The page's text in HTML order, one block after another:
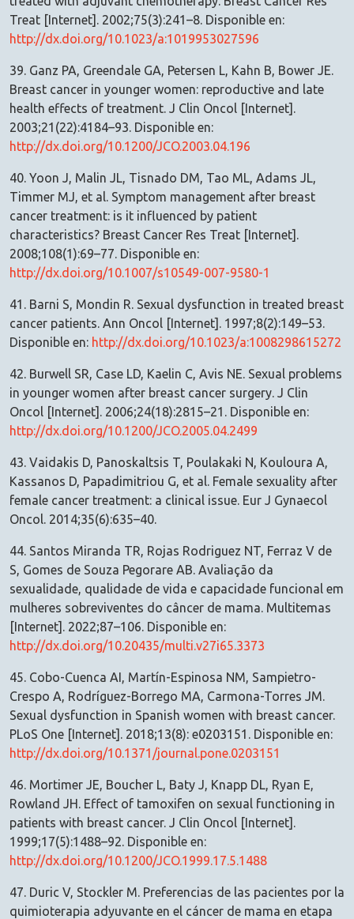
Treat [Internet]. 2002;75(3):241–8. Disponible en:
http://dx.doi.org/10.1023/a:1019953027596
39. Ganz PA, Greendale GA, Petersen L, Kahn B, Bower JE.
Breast cancer in younger women: reproductive and late
health effects of treatment. J Clin Oncol [Internet].
2003;21(22):4184–93. Disponible en:
http://dx.doi.org/10.1200/JCO.2003.04.196
40. Yoon J, Malin JL, Tisnado DM, Tao ML, Adams JL,
Timmer MJ, et al. Symptom management after breast
cancer treatment: is it influenced by patient
characteristics? Breast Cancer Res Treat [Internet].
2008;108(1):69–77. Disponible en:
http://dx.doi.org/10.1007/s10549-007-9580-1
41. Barni S, Mondin R. Sexual dysfunction in treated breast
cancer patients. Ann Oncol [Internet]. 1997;8(2):149–53.
Disponible en: http://dx.doi.org/10.1023/a:1008298615272
42. Burwell SR, Case LD, Kaelin C, Avis NE. Sexual problems
in younger women after breast cancer surgery. J Clin
Oncol [Internet]. 2006;24(18):2815–21. Disponible en:
http://dx.doi.org/10.1200/JCO.2005.04.2499
43. Vaidakis D, Panoskaltsis T, Poulakaki N, Kouloura A,
Kassanos D, Papadimitriou G, et al. Female sexuality after
female cancer treatment: a clinical issue. Eur J Gynaecol
Oncol. 2014;35(6):635–40.
44. Santos Miranda TR, Rojas Rodriguez NT, Ferraz V de
S, Gomes de Souza Pegorare AB. Avaliação da
sexualidade, qualidade de vida e capacidade funcional em
mulheres sobreviventes do câncer de mama. Multitemas
[Internet]. 2022;87–106. Disponible en:
http://dx.doi.org/10.20435/multi.v27i65.3373
45. Cobo-Cuenca AI, Martín-Espinosa NM, Sampietro-
Crespo A, Rodríguez-Borrego MA, Carmona-Torres JM.
Sexual dysfunction in Spanish women with breast cancer.
PLoS One [Internet]. 2018;13(8): e0203151. Disponible en:
http://dx.doi.org/10.1371/journal.pone.0203151
46. Mortimer JE, Boucher L, Baty J, Knapp DL, Ryan E,
Rowland JH. Effect of tamoxifen on sexual functioning in
patients with breast cancer. J Clin Oncol [Internet].
1999;17(5):1488–92. Disponible en:
http://dx.doi.org/10.1200/JCO.1999.17.5.1488
47. Duric V, Stockler M. Preferencias de las pacientes por la
quimioterapia adyuvante en el cáncer de mama en etapa